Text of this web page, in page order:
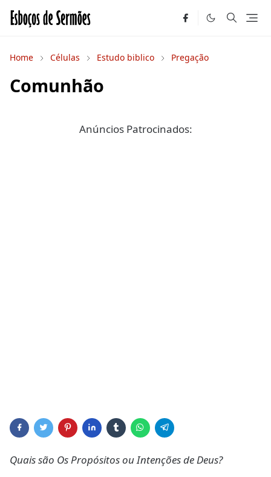
Home Células Estudo biblico Pregação
Comunhão
Anúncios Patrocinados:
Quais são Os Propósitos ou Intenções de Deus?